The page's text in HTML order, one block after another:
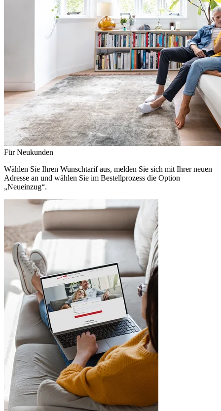
Für Neukunden
Wählen Sie Ihren Wunschtarif aus, melden Sie sich mit Ihrer neuen
Adresse an und wählen Sie im Bestellprozess die Option
„Neueinzug“.